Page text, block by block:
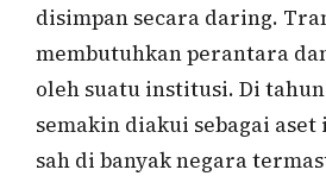
disimpan secara daring.
membutuhkan perantara
oleh suatu institusi. Di
semakin diakui sebagai aset
sah di banyak negara